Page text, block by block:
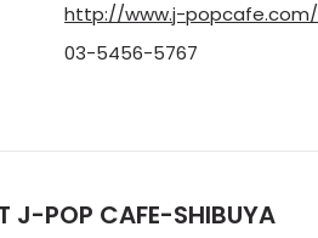
http://www.j-popcafe.com/
03-5456-5767
J-POP CAFE-SHIBUYA